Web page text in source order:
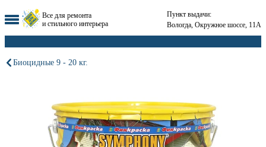
Все для ремонта
и стильного интерьера
Пункт выдачи:
Вологда, Окружное шоссе, 11А
Биоцидные 9 - 20 кг.